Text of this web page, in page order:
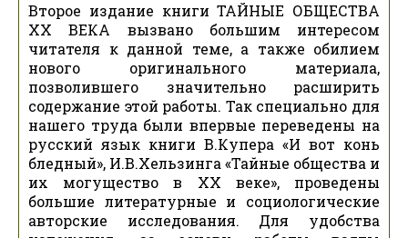
Второе издание книги ТАЙНЫЕ ОБЩЕСТВА
XX ВЕКА вызвано большим интересом
читателя к данной теме, а также обилием
нового оригинального материала,
позволившего значительно расширить
содержание этой работы. Так специально для
нашего труда были впервые переведены на
русский язык книги В.Купера «И вот конь
бледный», И.В.Хельзинга «Тайные общества и
их могущество в XX веке», проведены
большие литературные и социологические
авторские исследования. Для удобства